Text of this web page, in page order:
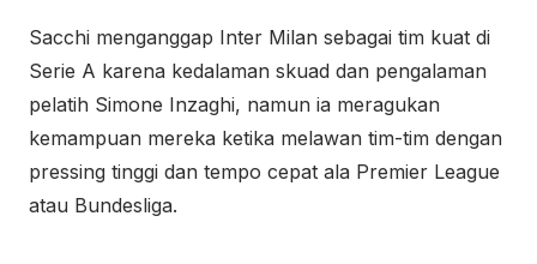
Sacchi menganggap Inter Milan sebagai tim kuat di
Serie A karena kedalaman skuad dan pengalaman
pelatih Simone Inzaghi, namun ia meragukan
kemampuan mereka ketika melawan tim-tim dengan
pressing tinggi dan tempo cepat ala Premier League
atau Bundesliga.